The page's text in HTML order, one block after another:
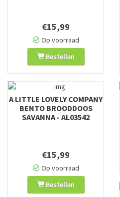
€15,99
Op voorraad
Bestellen
A LITTLE LOVELY COMPANY
BENTO BROODDOOS
SAVANNA - AL03542
€15,99
Op voorraad
Bestellen